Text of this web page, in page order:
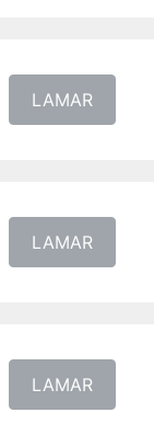
LAMAR
LAMAR
LAMAR